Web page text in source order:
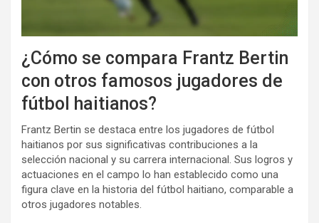
¿Cómo se compara Frantz Bertin
con otros famosos jugadores de
fútbol haitianos?
Frantz Bertin se destaca entre los jugadores de fútbol
haitianos por sus significativas contribuciones a la
selección nacional y su carrera internacional. Sus logros y
actuaciones en el campo lo han establecido como una
figura clave en la historia del fútbol haitiano, comparable a
otros jugadores notables.